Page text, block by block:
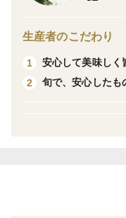
ゴールド）の末っ子
▼品種・味の特徴・食
長野生まれの黄金色
果汁たっぷりで、サ
生産者のこだわり
1
安心して美味しく
2
旬で、安心したも